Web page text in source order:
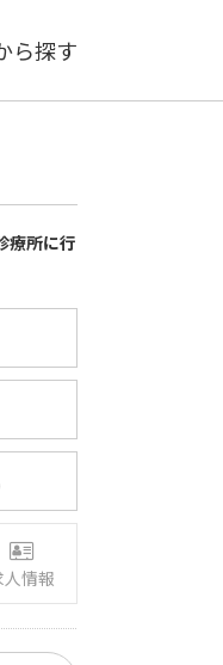
ら探す
療所に行
人情報